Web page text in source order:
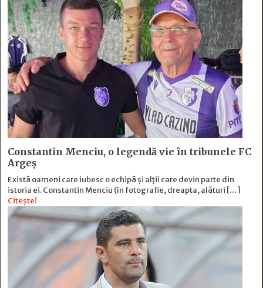
Constantin Menciu, o legendă vie în tribunele FC
Argeș
Există oameni care iubesc o echipă și alţii care devin parte din
istoria ei. Constantin Menciu (în fotografie, dreapta, alături […]
Citește!